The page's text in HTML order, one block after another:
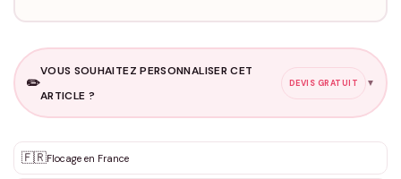
✏️
VOUS SOUHAITEZ PERSONNALISER CET
ARTICLE ?
DEVIS GRATUIT ▼
✨ Personnalisation sur mesure
DEVIS GRATUIT · Personnalisation de 3 à 10€ selon la demande
🇫🇷Flocage en France